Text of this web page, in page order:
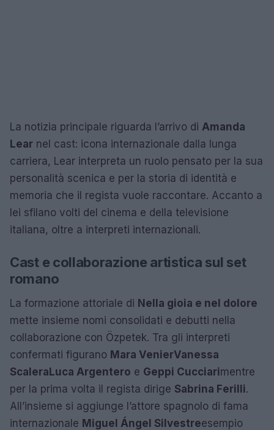
La notizia principale riguarda l’arrivo di Amanda
Lear nel cast: icona internazionale dalla lunga
carriera, Lear interpreta un ruolo pensato per la sua
personalità scenica e per la storia di identità e
memoria che il regista vuole raccontare. Accanto a
lei sfilano volti del cinema e della televisione
italiana, oltre a interpreti internazionali.
Cast e collaborazione artistica sul set
romano
La formazione attoriale di Nella gioia e nel dolore
mette insieme nomi consolidati e debutti nella
collaborazione con Özpetek. Tra gli interpreti
confermati figurano Mara VenierVanessa
Scalera Luca Argentero e Geppi Cucciarimentre
per la prima volta il regista dirige Sabrina Ferilli.
All’insieme si aggiunge l’attore spagnolo di fama
internazionale Miguel Ángel Silvestreesempio